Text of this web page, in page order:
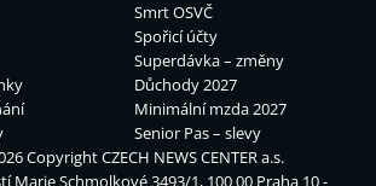
Smrt OSVČ
Spořicí účty
Superdávka – změny
Důchody 2027
Minimální mzda 2027
Senior Pas – slevy
CopyrightCZECH NEWS CENTER a.s.
Marie Schmolkové 3493/1, 100 00 Praha 10 -